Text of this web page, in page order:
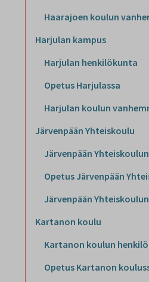
Haarajoen koulun
Harjulan kampus
Harjulan henkilökunta
Opetus Harjulassa
Harjulan koulun
Järvenpään Yhteiskoulu
Järvenpään
Opetus Järvenpään
Järvenpään
Kartanon koulu
Kartanon koulun
Opetus Kartanon